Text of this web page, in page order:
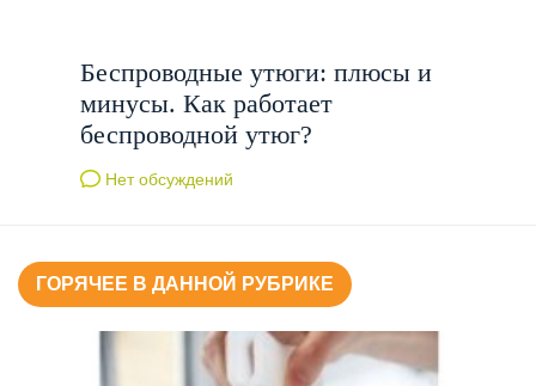
Беспроводные утюги: плюсы и
минусы. Как работает
беспроводной утюг?
Нет обсуждений
ГОРЯЧЕЕ В ДАННОЙ РУБРИКЕ